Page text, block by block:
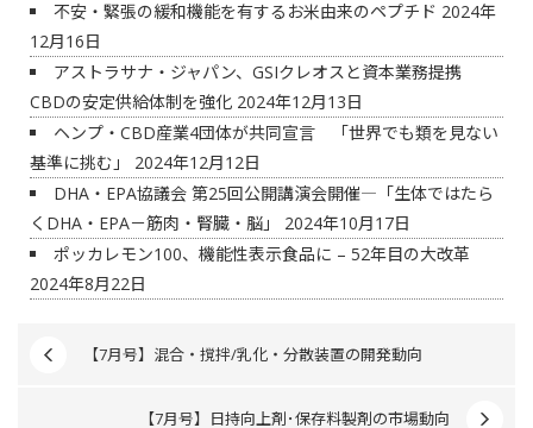
不安・緊張の緩和機能を有するお米由来のペプチド 2024年
12月16日
アストラサナ・ジャパン、GSIクレオスと資本業務提携
CBDの安定供給体制を強化 2024年12月13日
ヘンプ・CBD産業4団体が共同宣言 「世界でも類を見ない
基準に挑む」
2024年12月12日
DHA・EPA協議会 第25回公開講演会開催―「生体ではたら
くDHA・EPA－筋肉・腎臓・脳」
2024年10月17日
ポッカレモン100、機能性表示食品に – 52年目の大改革
2024年8月22日
【7月号】混合・撹拌/乳化・分散装置の開発動向
【7月号】日持向上剤･保存料製剤の市場動向